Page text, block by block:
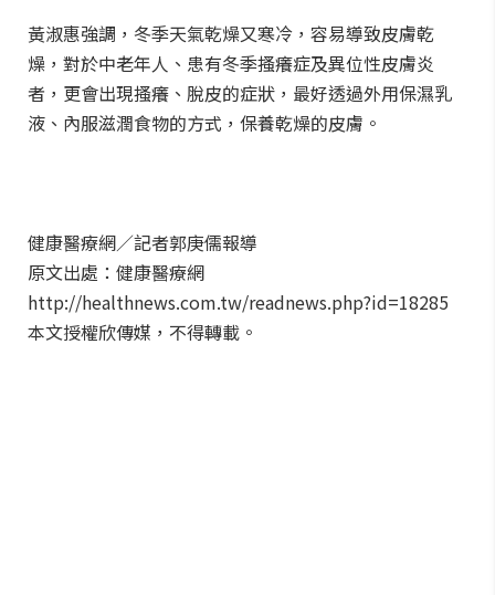
黃淑惠強調，冬季天氣乾燥又寒冷，容易導致皮膚乾
燥，對於中老年人、患有冬季搔癢症及異位性皮膚炎
者，更會出現搔癢、脫皮的症狀，最好透過外用保濕乳
液、內服滋潤食物的方式，保養乾燥的皮膚。
健康醫療網／記者郭庚儒報導
原文出處：健康醫療網
http://healthnews.com.tw/readnews.php?id=18285
本文授權欣傳媒，不得轉載。